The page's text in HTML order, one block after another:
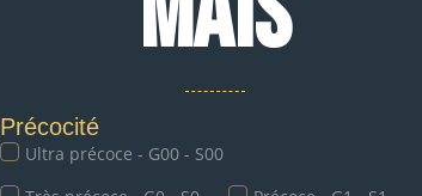
Précocité
Ultra précoce - G00 - S00